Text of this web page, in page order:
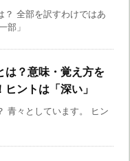
？ 全部を訳すわけではあ
部」
は？意味・覚え方を
ントは「深い」
青々としています。 ヒン